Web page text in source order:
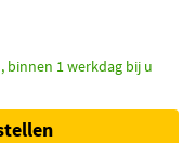
binnen 1 werkdag bij u